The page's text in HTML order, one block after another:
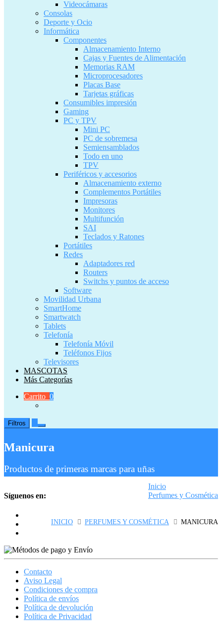
Videocámaras
Consolas
Deporte y Ocio
Informática
Componentes
Almacenamiento Interno
Cajas y Fuentes de Alimentación
Memorias RAM
Microprocesadores
Placas Base
Tarjetas gráficas
Consumibles impresión
Gaming
PC y TPV
Mini PC
PC de sobremesa
Semiensamblados
Todo en uno
TPV
Periféricos y accesorios
Almacenamiento externo
Complementos Portátiles
Impresoras
Monitores
Multifunción
SAI
Teclados y Ratones
Portátiles
Redes
Adaptadores red
Routers
Switchs y puntos de acceso
Software
Movilidad Urbana
SmartHome
Smartwatch
Tablets
Telefonía
Telefonía Móvil
Teléfonos Fijos
Televisores
MASCOTAS
Más Categorías
Carrito 0
Filtros
Manicura
Productos de primeras marcas para uñas
Inicio
Perfumes y Cosmética
INICIO PERFUMES Y COSMÉTICA MANICURA
Síguenos en:
Contacto
Aviso Legal
Condiciones de compra
Política de envíos
Política de devolución
Política de Privacidad